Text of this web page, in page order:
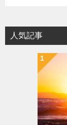
人気記事